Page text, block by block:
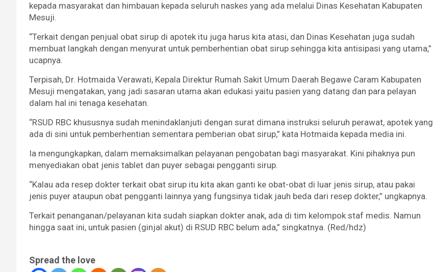
kepada masyarakat dan himbauan kepada seluruh naskes yang ada melalui Dinas Kesehatan Kabupaten
Mesuji.
“Terkait dengan penjual obat sirup di apotek itu juga harus kita atasi, dan Dinas Kesehatan juga sudah
membuat langkah dengan menyurat untuk pemberhentian obat sirup sehingga kita antisipasi yang utama,”
ucapnya.
Terpisah, Dr. Hotmaida Verawati, Kepala Direktur Rumah Sakit Umum Daerah Begawe Caram Kabupaten
Mesuji mengatakan, yang jadi sasaran utama akan edukasi yaitu pasien yang datang dan para pelayan
dalam hal ini tenaga kesehatan.
“RSUD RBC khususnya sudah menindaklanjuti dengan surat dimana instruksi seluruh perawat, apotek yang
ada di sini untuk pemberhentian sementara pemberian obat sirup,” kata Hotmaida kepada media ini.
Ia mengungkapkan, dalam memaksimalkan pelayanan pengobatan bagi masyarakat. Kini pihaknya pun
menyediakan obat jenis tablet dan puyer sebagai pengganti sirup.
“Kalau ada resep dokter terkait obat sirup itu kita akan ganti ke obat-obat di luar jenis sirup, atau pakai
jenis puyer ataupun obat pengganti lainnya yang fungsinya tidak jauh beda dari resep dokter,” ungkapnya.
Terkait penanganan/pelayanan kita sudah siapkan dokter anak, ada di tim kelompok staf medis. Namun
hingga saat ini, untuk pasien (ginjal akut) di RSUD RBC belum ada,” singkatnya. (Red/hdz)
Spread the love